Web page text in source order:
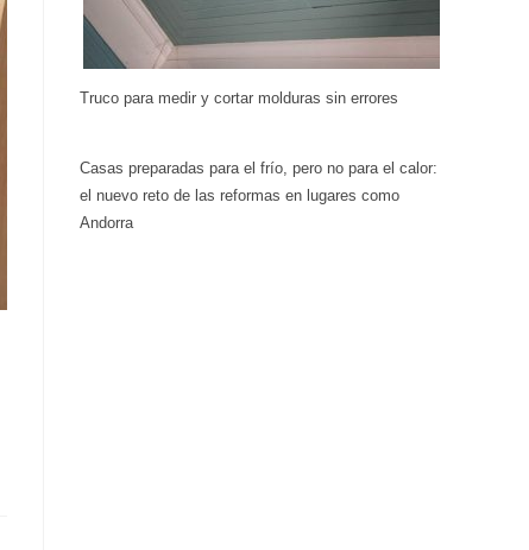
Truco para medir y cortar molduras sin errores
Casas preparadas para el frío, pero no para el calor:
el nuevo reto de las reformas en lugares como
Andorra